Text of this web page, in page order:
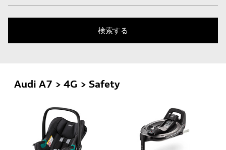
Audi A7 > 4G > Safety